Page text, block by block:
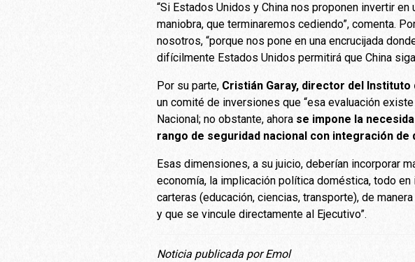
“Si Estados Unidos y China nos proponen invertir
maniobra, que terminaremos cediendo”, comenta.
nosotros, “porque nos pone en una encrucijada
difícilmente Estados Unidos permitirá que China
Por su parte, Cristián Garay, director del Instituto
un comité de inversiones que “esa evaluación
Nacional; no obstante, ahora se impone la
rango de seguridad nacional con integración de
Esas dimensiones, a su juicio, deberían incorporar
economía, la implicación política doméstica, todo
carteras (educación, ciencias, transporte), de
y que se vincule directamente al Ejecutivo”.
Noticia publicada por Emol